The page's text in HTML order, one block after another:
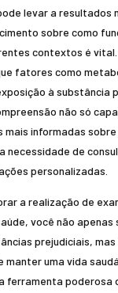
levar a resultados
sobre como
contextos é vital.
fatores como
à substância
não só
mais informadas sobre
necessidade de
personalizadas.
a realização de
você não
prejudiciais,
manter uma vida
ferramenta poderosa